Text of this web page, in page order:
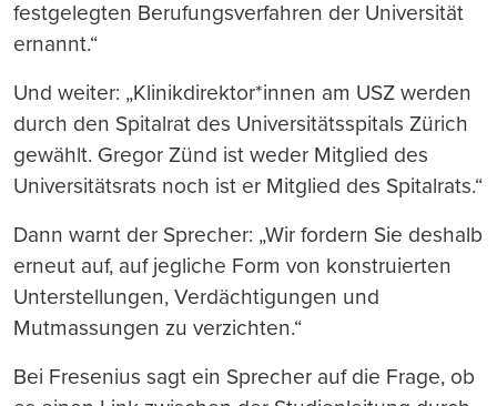
festgelegten Berufungsverfahren der Universität
ernannt.“
Und weiter: „Klinikdirektor*innen am USZ werden
durch den Spitalrat des Universitätsspitals Zürich
gewählt. Gregor Zünd ist weder Mitglied des
Universitätsrats noch ist er Mitglied des Spitalrats.“
Dann warnt der Sprecher: „Wir fordern Sie deshalb
erneut auf, auf jegliche Form von konstruierten
Unterstellungen, Verdächtigungen und
Mutmassungen zu verzichten.“
Bei Fresenius sagt ein Sprecher auf die Frage, ob